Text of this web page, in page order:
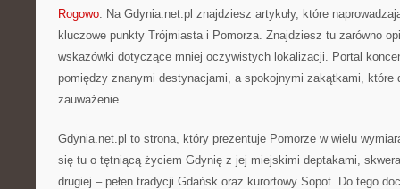
Rogowo. Na Gdynia.net.pl znajdziesz artykuły, które
kluczowe punkty Trójmiasta i Pomorza. Znajdziesz tu zarówno
wskazówki dotyczące mniej oczywistych lokalizacji. Portal
pomiędzy znanymi destynacjami, a spokojnymi zakątkami, które
zauważenie.
Gdynia.net.pl to strona, który prezentuje Pomorze w wielu
się tu o tętniącą życiem Gdynię z jej miejskimi deptakami,
drugiej – pełen tradycji Gdańsk oraz kurortowy Sopot. Do tego